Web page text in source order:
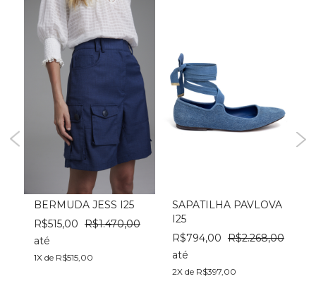
BERMUDA JESS I25
R$515,00 R$1.470,00
até
1X de R$515,00
SAPATILHA PAVLOVA
I25
R$794,00 R$2.268,00
até
2X de R$397,00